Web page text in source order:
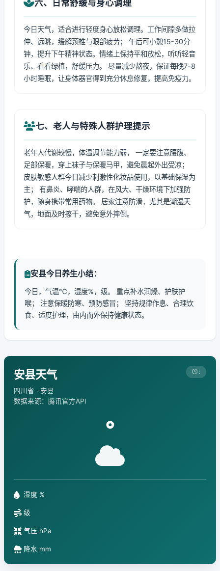
六、日常舒缓与身心调理
今日天气，适合进行轻度身心放松调理。工作间隙多做拉
伸、远眺，缓解颈椎与眼部疲劳； 午后可小憩15-30分
钟，提升下午精神状态。情绪上保持平和放松，听听轻音
乐、看看绿植，舒缓压力。 尽量减少熬夜，保证每晚7-8
小时睡眠，让身体器官得到充分休息修复，提高免疫力。
七、老人与特殊人群护理提示
老年人代谢较慢，体温调节能力弱， 一定要注意腰腹、
足部保暖，穿上袜子与保暖马甲，避免晨起外出受凉；
皮肤敏感人群今日减少刺激性化妆品使用，以基础保湿为
主； 有鼻炎、哮喘的人群，在风大、干燥环境下加强防
护，随身携带常用药物。 居家注意防滑，尤其是潮湿天
气，地面及时擦干，避免意外摔倒。
安县今日养生小结：
今日，气温℃，湿度%，级。 重点补水润燥、护肤护
喉； 注意保暖防寒、预防感冒； 坚持规律作息、合理饮
食、适度护理，由内而外保持健康状态。
安县天气
四川省 · 安县
数据来源：腾讯官方API
:
°
湿度 %
级
气压 hPa
降水 mm